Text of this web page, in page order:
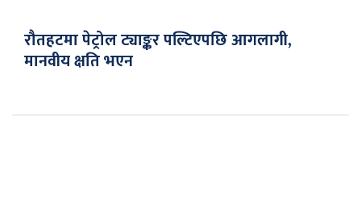
रौतहटमा पेट्रोल ट्याङ्कर पल्टिएपछि आगलागी,
मानवीय क्षति भएन